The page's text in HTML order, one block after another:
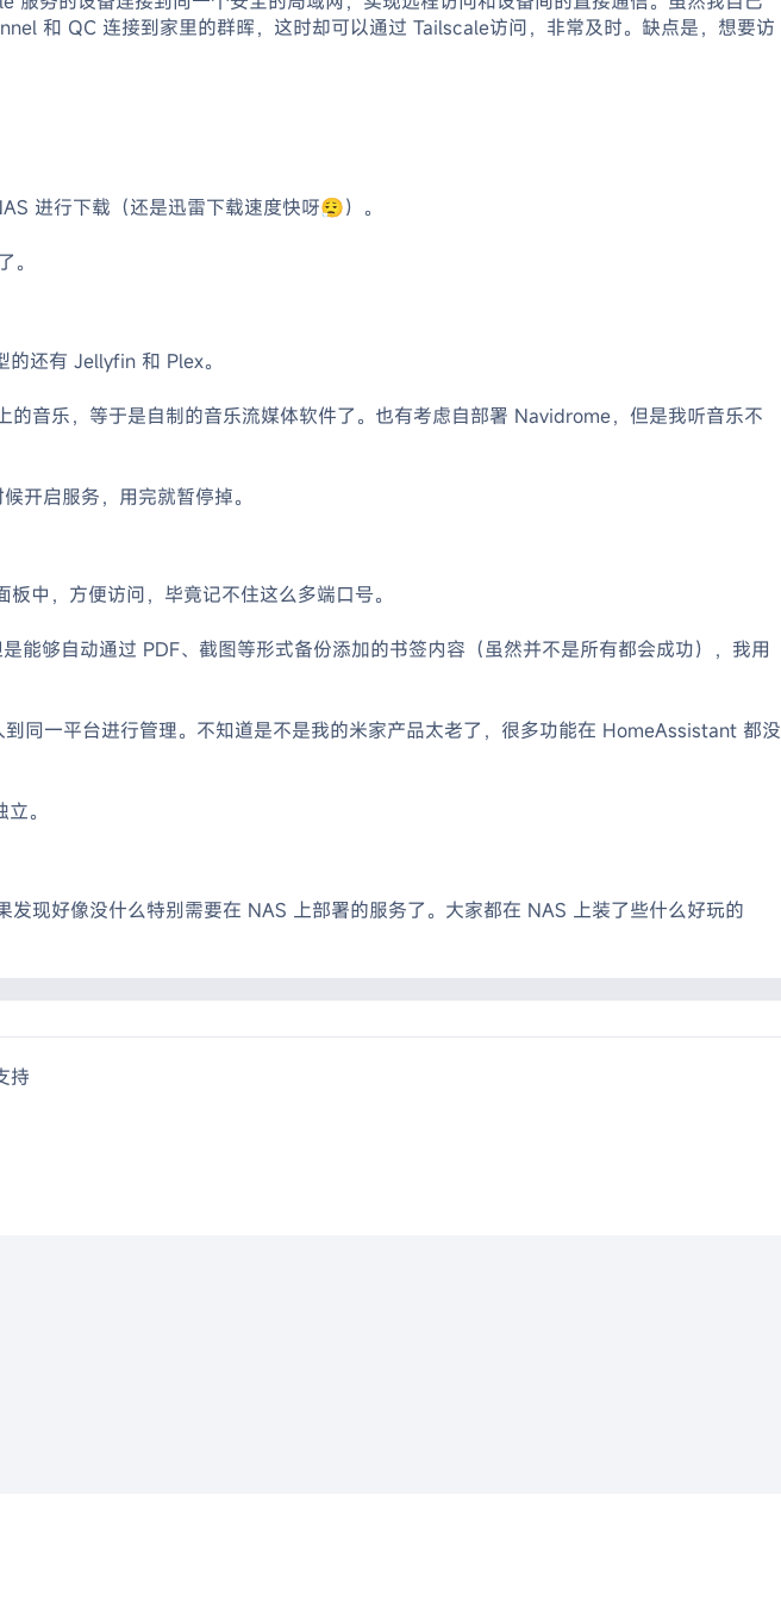
和 QC 连接到家里的群晖，这时却可以通过 Tailscale访问，非常及时。缺点是，想要访
进行下载（还是迅雷下载速度快呀😮‍💨）。
还有 Jellyfin 和 Plex。
音乐，等于是自制的音乐流媒体软件了。也有考虑自部署 Navidrome，但是我听音乐不
开启服务，用完就暂停掉。
中，方便访问，毕竟记不住这么多端口号。
够自动通过 PDF、截图等形式备份添加的书签内容（虽然并不是所有都会成功），我用
同一平台进行管理。不知道是不是我的米家产品太老了，很多功能在 HomeAssistant 都没
。
现好像没什么特别需要在 NAS 上部署的服务了。大家都在 NAS 上装了些什么好玩的
持